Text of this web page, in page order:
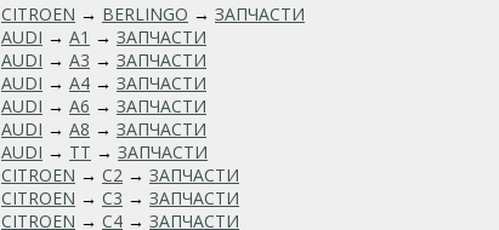
CITROEN → BERLINGO → ЗАПЧАСТИ
AUDI → A1 → ЗАПЧАСТИ
AUDI → A3 → ЗАПЧАСТИ
AUDI → A4 → ЗАПЧАСТИ
AUDI → A6 → ЗАПЧАСТИ
AUDI → A8 → ЗАПЧАСТИ
AUDI → TT → ЗАПЧАСТИ
CITROEN → C2 → ЗАПЧАСТИ
CITROEN → C3 → ЗАПЧАСТИ
CITROEN → C4 → ЗАПЧАСТИ